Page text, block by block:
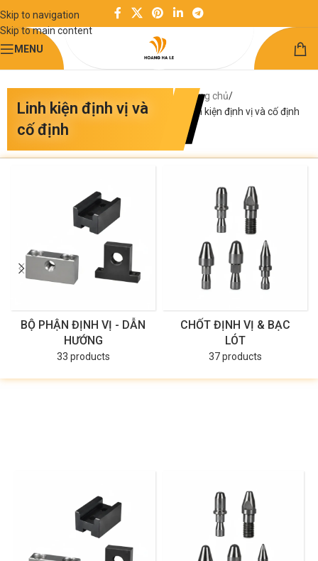
Skip to navigation
Skip to main content
MENU
Linh kiện định vị và
cố định
Trang chủ
Linh kiện định vị và cố định
BỘ PHẬN ĐỊNH VỊ - DẪN
HƯỚNG
33 products
CHỐT ĐỊNH VỊ & BẠC
LÓT
37 products